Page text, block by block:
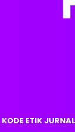
KODE ETIK